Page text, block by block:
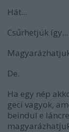
Hát...
Csűrhetjük így...
De.
Ha egy nép
geci vagyok,
beindul e